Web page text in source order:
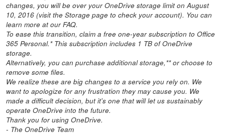
changes, you will be over your OneDrive storage limit on August
10, 2016 (visit the Storage page to check your account). You can
learn more at our FAQ.
To ease this transition, claim a free one-year subscription to Office
365 Personal.* This subscription includes 1 TB of OneDrive
storage.
Alternatively, you can purchase additional storage,** or choose to
remove some files.
We realize these are big changes to a service you rely on. We
want to apologize for any frustration they may cause you. We
made a difficult decision, but it's one that will let us sustainably
operate OneDrive into the future.
Thank you for using OneDrive.
- The OneDrive Team